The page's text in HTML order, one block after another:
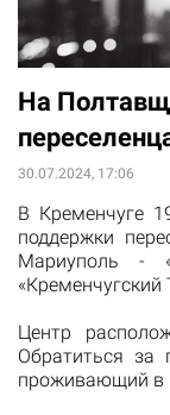
На
30.07.2024, 17:06
В Кременчуге
поддержки
Мариуполь -
«Кременчугский
Центр
Обратиться
проживающий в